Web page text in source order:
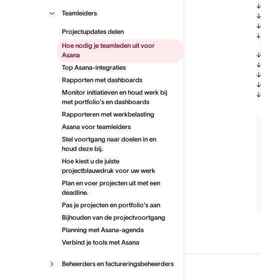
Teamleiders
Projectupdates delen
Hoe nodig je teamleden uit voor
Asana
Top Asana-integraties
Rapporten met dashboards
Monitor initiatieven en houd werk bij
met portfolio's en dashboards
Rapporteren met werkbelasting
Asana voor teamleiders
Stel voortgang naar doelen in en
houd deze bij.
Hoe kiest u de juiste
projectblauwdruk voor uw werk
Plan en voer projecten uit met een
deadline.
Pas je projecten en portfolio's aan
Bijhouden van de projectvoortgang
Planning met Asana-agenda
Verbind je tools met Asana
Beheerders en factureringsbeheerders